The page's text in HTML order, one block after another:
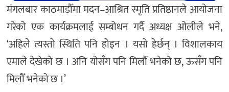
मंगलबार काठमाडौँमा मदन–आश्रित स्मृति प्रतिष्ठानले आयोजना
गरेको एक कार्यक्रमलाई सम्बोधन गर्दै अध्यक्ष ओलीले भने,
‘अहिले त्यस्तो स्थिति पनि होइन । यसो हेर्छन् । विशालकाय
एमाले देखेको छ । अनि योसँग पनि मिलौँ भनेको छ, ऊसँग पनि
मिलौँ भनेको छ ।’